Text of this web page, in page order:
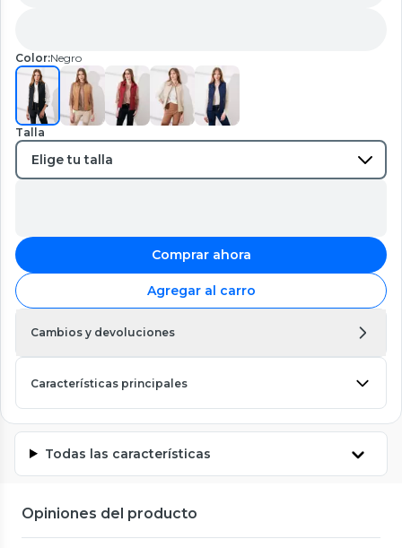
Color:Negro
Talla
Comprar ahora
Agregar al carro
Cambios y devoluciones
Características principales
Todas las características
Opiniones del producto